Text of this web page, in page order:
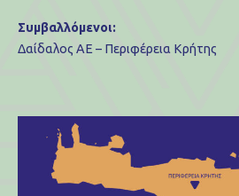
Συμβαλλόμενοι:
Δαίδαλος ΑΕ – Περιφέρεια Κρήτης